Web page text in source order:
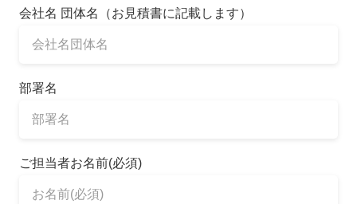
会社名 団体名（お見積書に記載します）
部署名
ご担当者お名前(必須)